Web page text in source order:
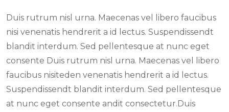
Duis rutrum nisl urna. Maecenas vel libero faucibus
nisi venenatis hendrerit a id lectus. Suspendissendt
blandit interdum. Sed pellentesque at nunc eget
consente Duis rutrum nisl urna. Maecenas vel libero
faucibus nisiteden venenatis hendrerit a id lectus.
Suspendissendt blandit interdum. Sed pellentesque
at nunc eget consente andit consectetur.Duis